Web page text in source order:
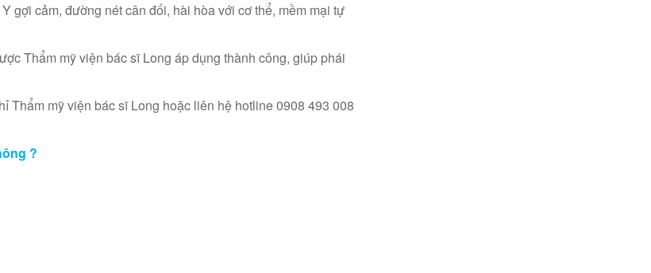
gợi cảm, đường nét cân đối, hài hòa với cơ thể, mềm mại tự
Thẩm mỹ viện bác sĩ Long áp dụng thành công, giúp phái
Thẩm mỹ viện bác sĩ Long hoặc liên hệ hotline 0908 493 008
?